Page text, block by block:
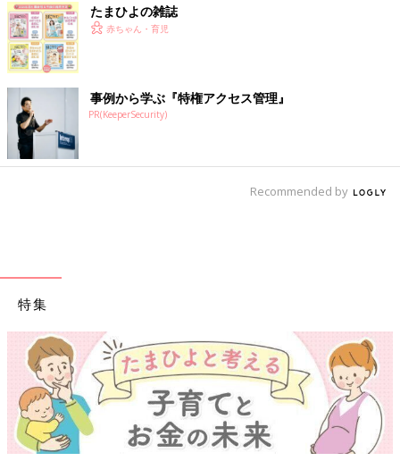
たまひよの雑誌
赤ちゃん・育児
事例から学ぶ『特権アクセス管理』
PR(KeeperSecurity)
Recommended by
特集